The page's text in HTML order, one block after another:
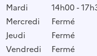
Mardi
14h00 -
Mercredi
Fermé
Jeudi
Fermé
Vendredi
Fermé